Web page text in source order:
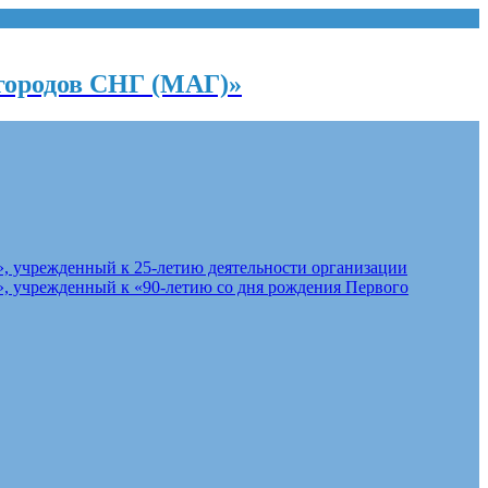
СНГ (МАГ)»
к 25-летию деятельности организации
к «90-летию со дня рождения Первого